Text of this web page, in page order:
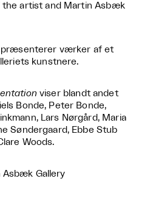
artist and Martin Asbæk
præsenterer værker af et
kunstnere.
viser blandt andet
Bonde, Peter Bonde,
Lars Nørgård, Maria
Søndergaard, Ebbe Stub
Woods.
Asbæk Gallery